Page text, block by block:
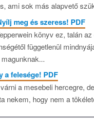
ami sok más alapvető
meg és szeress! PDF
könyv ez, talán
függetlenül
a felesége! PDF
a mesebeli hercegre,
nekem, hogy nem a